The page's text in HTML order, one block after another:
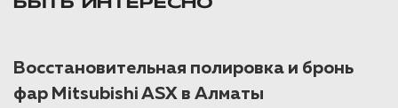
БЫТЬ ИНТЕРЕСНО
Восстановительная полировка и бронь
фар Mitsubishi ASX в Алматы